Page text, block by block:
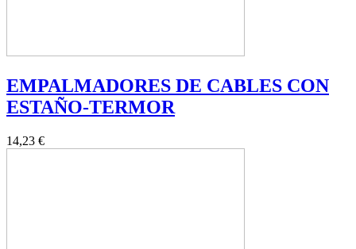
EMPALMADORES DE CABLES CON
ESTAÑO-TERMOR
14,23 €